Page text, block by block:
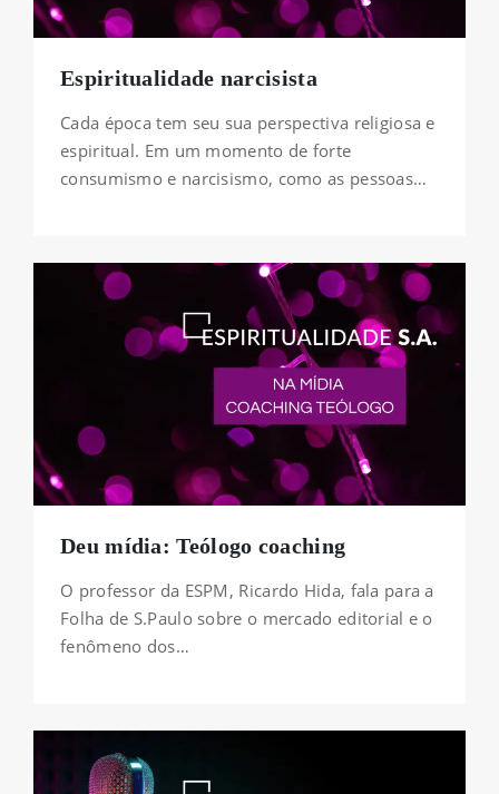
Espiritualidade narcisista
Cada época tem seu sua perspectiva religiosa e
espiritual. Em um momento de forte
consumismo e narcisismo, como as pessoas…
Deu mídia: Teólogo coaching
O professor da ESPM, Ricardo Hida, fala para a
Folha de S.Paulo sobre o mercado editorial e o
fenômeno dos…